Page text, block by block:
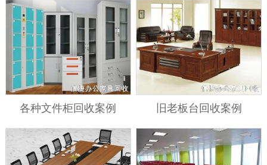
各种文件柜回收案例 旧老板台回收案例